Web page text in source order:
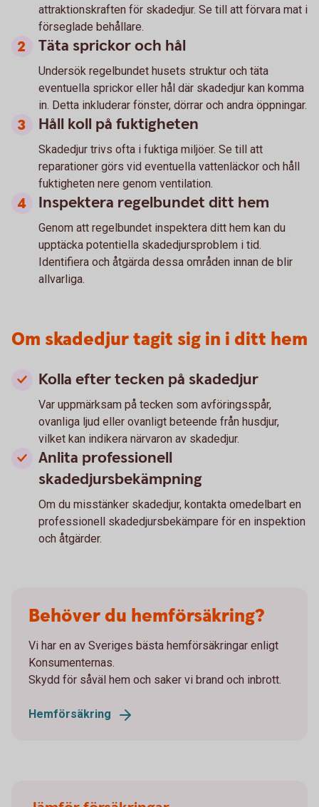
attraktionskraften för skadedjur. Se till att förvara mat i
förseglade behållare.
Täta sprickor och hål
Undersök regelbundet husets struktur och täta
eventuella sprickor eller hål där skadedjur kan komma
in. Detta inkluderar fönster, dörrar och andra öppningar.
Håll koll på fuktigheten
Skadedjur trivs ofta i fuktiga miljöer. Se till att
reparationer görs vid eventuella vattenläckor och håll
fuktigheten nere genom ventilation.
Inspektera regelbundet ditt hem
Genom att regelbundet inspektera ditt hem kan du
upptäcka potentiella skadedjursproblem i tid.
Identifiera och åtgärda dessa områden innan de blir
allvarliga.
Om skadedjur tagit sig in i ditt hem
Kolla efter tecken på skadedjur
Var uppmärksam på tecken som avföringsspår,
ovanliga ljud eller ovanligt beteende från husdjur,
vilket kan indikera närvaron av skadedjur.
Anlita professionell
skadedjursbekämpning
Om du misstänker skadedjur, kontakta omedelbart en
professionell skadedjursbekämpare för en inspektion
och åtgärder.
Behöver du hemförsäkring?
Vi har en av Sveriges bästa hemförsäkringar enligt
Konsumenternas.
Skydd för såväl hem och saker vi brand och inbrott.
Hemförsäkring